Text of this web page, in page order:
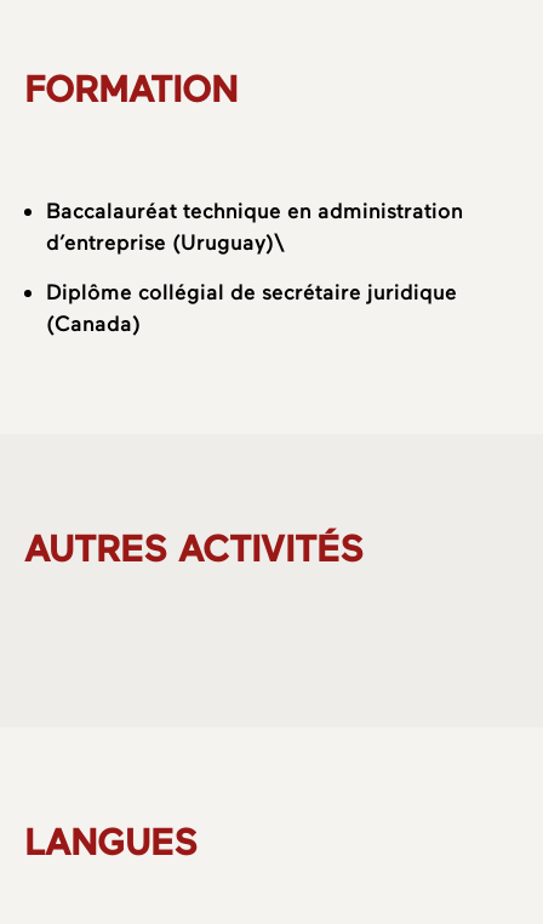
FORMATION
Baccalauréat technique en administration
d’entreprise (Uruguay)\
Diplôme collégial de secrétaire juridique
(Canada)
AUTRES ACTIVITÉS
LANGUES
Domaines